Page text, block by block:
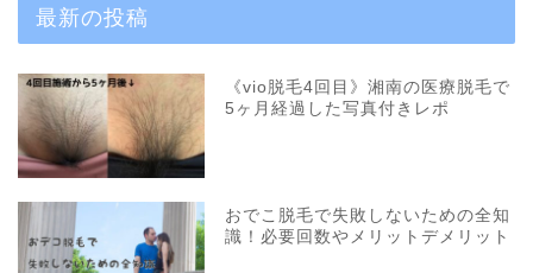
最新の投稿
《vio脱毛4回目》湘南の医療脱毛で
5ヶ月経過した写真付きレポ
おでこ脱毛で失敗しないための全知
識！必要回数やメリットデメリット